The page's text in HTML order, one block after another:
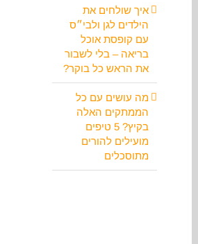
איך שולחים את
הילדים לגן ולבי״ס
עם קופסת אוכל
בריאה – בלי לשבור
את הראש כל בוקר?
מה עושים עם כל
הממתקים האלה
בקיץ? 5 טיפים
מועילים להורים
מתוסכלים